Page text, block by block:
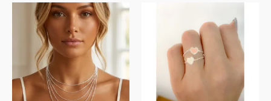
Plage
de
prix :
14.00€
à
18.00€